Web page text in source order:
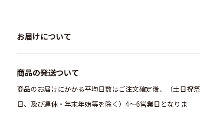
お届けについて
商品の発送ついて
商品のお届けにかかる平均日数はご注文確定後、（土日祝祭
日、及び連休・年末年始等を除く）4～6営業日となりま